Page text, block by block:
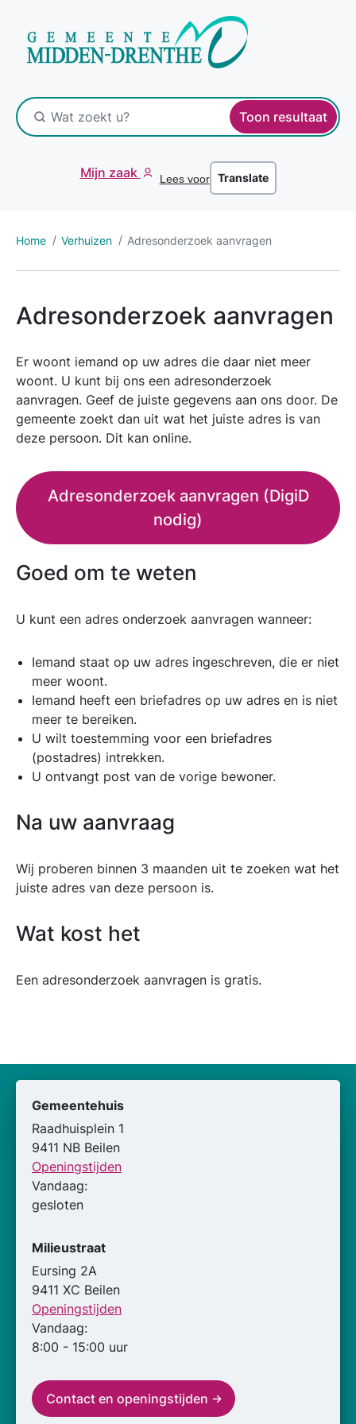
Toon resultaat
Mijn zaak Lees voor Translate
Home Verhuizen Adresonderzoek aanvragen
Adresonderzoek aanvragen
Er woont iemand op uw adres die daar niet meer
woont. U kunt bij ons een adresonderzoek
aanvragen. Geef de juiste gegevens aan ons door. De
gemeente zoekt dan uit wat het juiste adres is van
deze persoon. Dit kan online.
Adresonderzoek aanvragen (DigiD
nodig)
Goed om te weten
U kunt een adres onderzoek aanvragen wanneer:
Iemand staat op uw adres ingeschreven, die er niet
meer woont.
Iemand heeft een briefadres op uw adres en is niet
meer te bereiken.
U wilt toestemming voor een briefadres
(postadres) intrekken.
U ontvangt post van de vorige bewoner.
Na uw aanvraag
Wij proberen binnen 3 maanden uit te zoeken wat het
juiste adres van deze persoon is.
Wat kost het
Een adresonderzoek aanvragen is gratis.
Gemeentehuis
Raadhuisplein 1
9411 NB Beilen
Openingstijden
Vandaag:
gesloten
Milieustraat
Eursing 2A
9411 XC Beilen
Openingstijden
Vandaag:
8:00 - 15:00 uur
Contact en openingstijden